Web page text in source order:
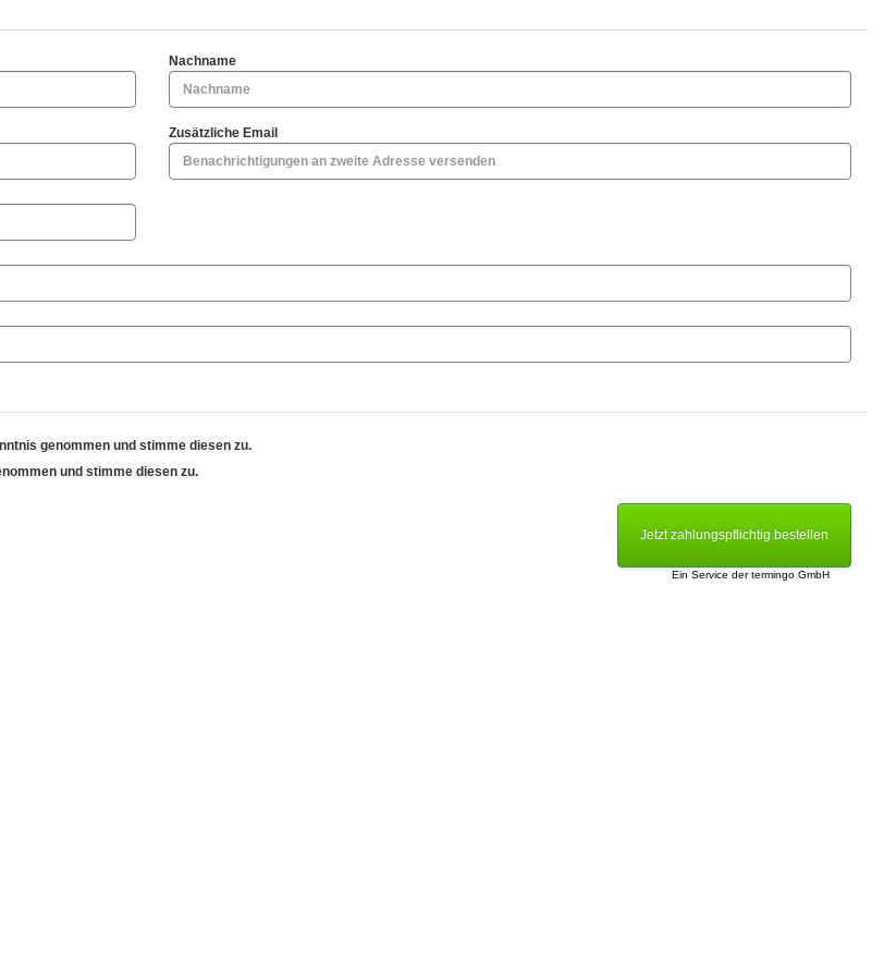
Nachname
Zusätzliche Email
genommen und stimme diesen zu.
und stimme diesen zu.
Jetzt zahlungspflichtig bestellen
Ein Service dertermingo GmbH